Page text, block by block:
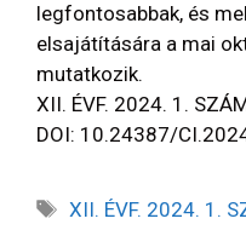
legfontosabbak, és
elsajátítására a mai
mutatkozik.
XII. ÉVF. 2024. 1.
DOI: 10.24387/
XII. ÉVF. 2024. 1.